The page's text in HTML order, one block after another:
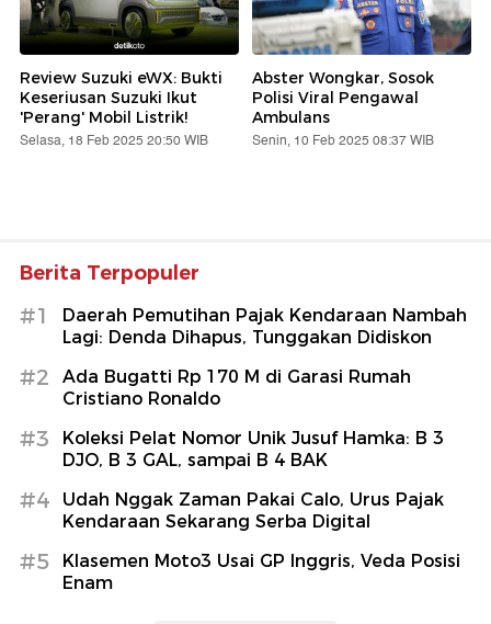
Review Suzuki eWX: Bukti
Keseriusan Suzuki Ikut
'Perang' Mobil Listrik!
Selasa, 18 Feb 2025 20:50 WIB
Abster Wongkar, Sosok
Polisi Viral Pengawal
Ambulans
Senin, 10 Feb 2025 08:37 WIB
Berita Terpopuler
#1
Daerah Pemutihan Pajak Kendaraan Nambah
Lagi: Denda Dihapus, Tunggakan Didiskon
#2
Ada Bugatti Rp 170 M di Garasi Rumah
Cristiano Ronaldo
#3
Koleksi Pelat Nomor Unik Jusuf Hamka: B 3
DJO, B 3 GAL, sampai B 4 BAK
#4
Udah Nggak Zaman Pakai Calo, Urus Pajak
Kendaraan Sekarang Serba Digital
#5
Klasemen Moto3 Usai GP Inggris, Veda Posisi
Enam